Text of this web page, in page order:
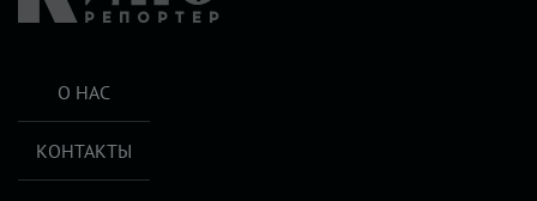
О НАС
КОНТАКТЫ